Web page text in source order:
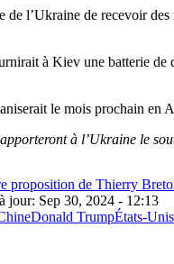
de l’Ukraine de recevoir
à Kiev une batterie de
le mois prochain
à l’Ukraine le
proposition de Thierry
jour: Sep 30, 2024 - 12:13
Donald TrumpÉtats-Unis